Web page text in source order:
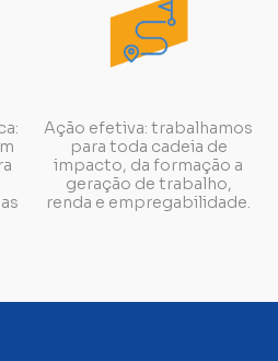
Ação efetiva: trabalhamos
para toda cadeia de
impacto, da formação a
geração de trabalho,
renda e empregabilidade.